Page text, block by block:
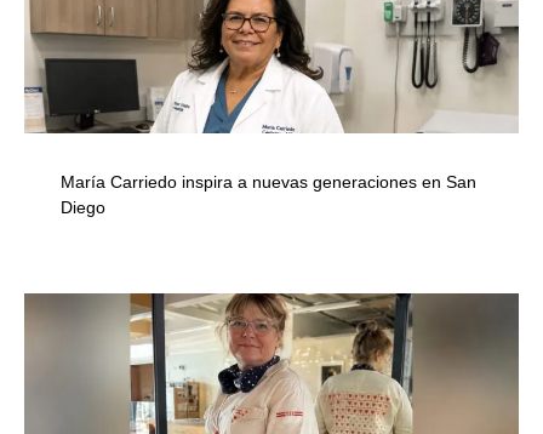
María Carriedo inspira a nuevas generaciones en San
Diego